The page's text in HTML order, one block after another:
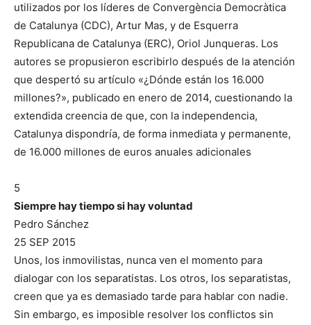
utilizados por los líderes de Convergència Democràtica
de Catalunya (CDC), Artur Mas, y de Esquerra
Republicana de Catalunya (ERC), Oriol Junqueras. Los
autores se propusieron escribirlo después de la atención
que despertó su artículo «¿Dónde están los 16.000
millones?», publicado en enero de 2014, cuestionando la
extendida creencia de que, con la independencia,
Catalunya dispondría, de forma inmediata y permanente,
de 16.000 millones de euros anuales adicionales
5
Siempre hay tiempo si hay voluntad
Pedro Sánchez
25 SEP 2015
Unos, los inmovilistas, nunca ven el momento para
dialogar con los separatistas. Los otros, los separatistas,
creen que ya es demasiado tarde para hablar con nadie.
Sin embargo, es imposible resolver los conflictos sin